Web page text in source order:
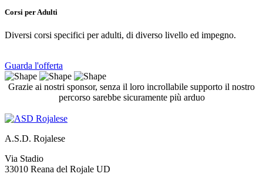
Corsi per Adulti
Diversi corsi specifici per adulti, di diverso livello ed impegno.
Guarda l'offerta
Grazie ai nostri sponsor, senza il loro incrollabile supporto il nostro
percorso sarebbe sicuramente più arduo
A.S.D. Rojalese
Via Stadio
33010 Reana del Rojale UD